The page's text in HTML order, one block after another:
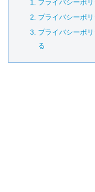
プライバシーポ
プライバシーポ
プライバシーポ
る